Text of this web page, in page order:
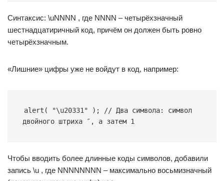
Синтаксис: \uNNNN , где NNNN – четырёхзначный
шестнадцатиричный код, причём он должен быть ровно
четырёхзначным.
«Лишние» цифры уже не войдут в код, например:
alert( "\u20331" ); // Два символа: символ
двойного штриха ″, а затем 1
Чтобы вводить более длинные коды символов, добавили
запись \u , где NNNNNNNN – максимально восьмизначный